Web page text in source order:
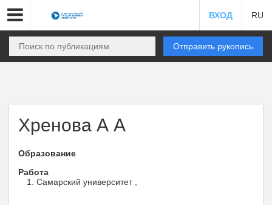
ВХОД RU
Отправить рукопись
Хренова А А
Образование
Работа
Самарский университет ,